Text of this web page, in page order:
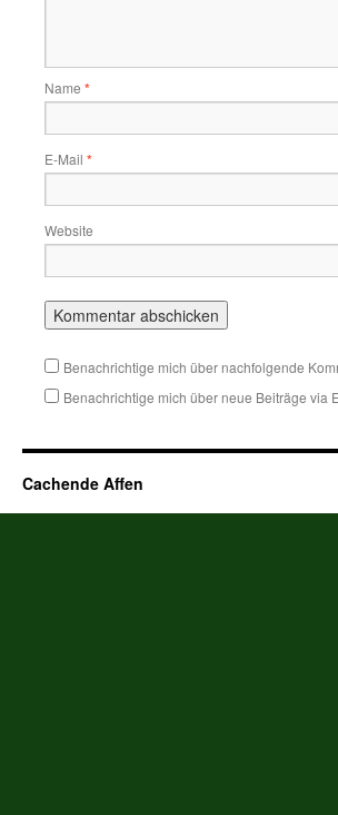
Name *
E-Mail *
Website
Benachrichtige mich über nachfolgende
Benachrichtige mich über neue Beiträge via
Cachende Affen